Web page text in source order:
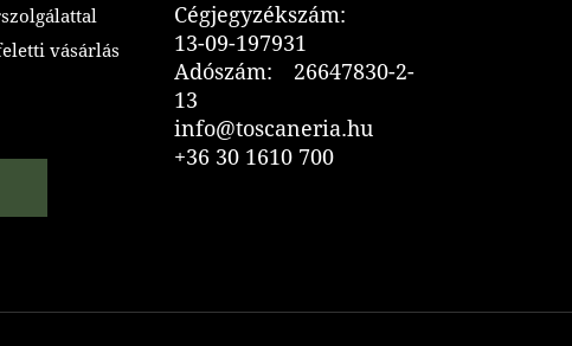
vásárlás
Cégjegyzékszám:
13-09-197931
Adószám: 26647830-2-
13
info@toscaneria.hu
+36 30 1610 700